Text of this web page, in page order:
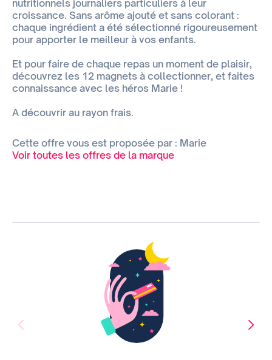
nutritionnels journaliers particuliers à leur
croissance. Sans arôme ajouté et sans colorant :
chaque ingrédient a été sélectionné rigoureusement
pour apporter le meilleur à vos enfants.
Et pour faire de chaque repas un moment de plaisir,
découvrez les 12 magnets à collectionner, et faites
connaissance avec les héros Marie !
A découvrir au rayon frais.
Cette offre vous est proposée par : Marie
Voir toutes les offres de la marque